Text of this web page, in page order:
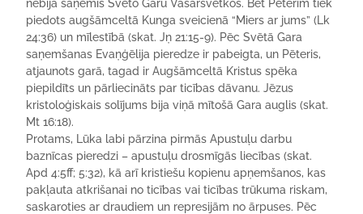
nebija saņēmis Svēto Garu Vasarsvētkos. Bet Pēterim tiek
piedots augšāmceltā Kunga sveicienā “Miers ar jums” (Lk
24:36) un mīlestībā (skat. Jņ 21:15-9). Pēc Svētā Gara
saņemšanas Evaņģēlija pieredze ir pabeigta, un Pēteris,
atjaunots garā, tagad ir Augšāmceltā Kristus spēka
piepildīts un pārliecināts par ticības dāvanu. Jēzus
kristoloģiskais solījums bija viņā mītošā Gara auglis (skat.
Mt 16:18).
Protams, Lūka labi pārzina pirmās Apustuļu darbu
baznīcas pieredzi – apustuļu drosmīgās liecības (skat.
Apd 4:5ff; 5:32), kā arī kristiešu kopienu apņemšanos, kas
pakļauta atkrišanai no ticības vai ticības trūkuma riskam,
saskaroties ar draudiem un represijām no ārpuses. Pēc